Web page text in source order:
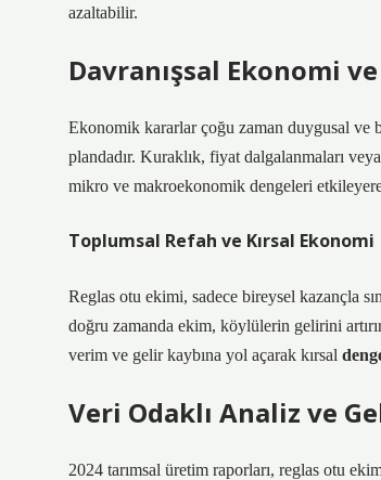
azaltabilir.
Davranışsal Ekonomi
Ekonomik kararlar çoğu zaman duygusal ve
plandadır. Kuraklık, fiyat dalgalanmaları
mikro ve makroekonomik dengeleri
Toplumsal Refah ve Kırsal Ekonomi
Reglas otu ekimi, sadece bireysel kazançla
doğru zamanda ekim, köylülerin gelirini
verim ve gelir kaybına yol açarak kırsal
Veri Odaklı Analiz ve
2024 tarımsal üretim raporları, reglas otu